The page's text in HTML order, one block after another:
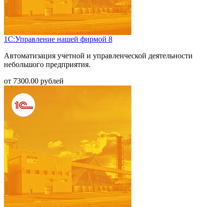
1С:Управление нашей фирмой 8
Автоматизация учетной и управленческой деятельности
небольшого предприятия.
от 7300.00 рублей